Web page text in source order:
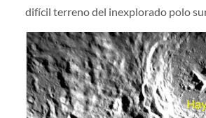
difícil terreno del inexplorado polo